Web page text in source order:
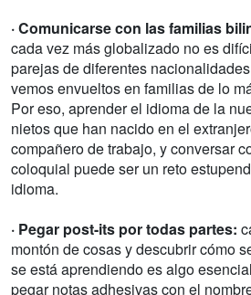
· Comunicarse con las familias
cada vez más globalizado no es
parejas de diferentes
vemos envueltos en familias de lo
Por eso, aprender el idioma de la
nietos que han nacido en el
compañero de trabajo, y conversar
coloquial puede ser un reto
idioma.
· Pegar post-its por todas partes:
montón de cosas y descubrir cómo
se está aprendiendo es algo
pegar notas adhesivas con el